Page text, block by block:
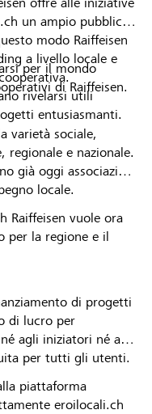
un ampio pubblico
modo Raiffeisen
a livello locale e
rivelarsi utili
entusiasmanti.
per il mondo
di Raiffeisen.
varietà sociale,
regionale e nazionale.
già oggi associazioni
locale.
Raiffeisen vuole ora
per la regione e il
di progetti
di lucro per
agli iniziatori né ai
per tutti gli utenti.
piattaforma
eroilocali.ch